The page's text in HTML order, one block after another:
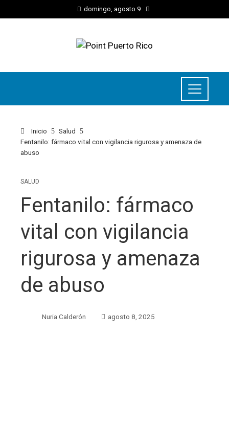
domingo, agosto 9
Inicio
Salud
Fentanilo: fármaco vital con vigilancia rigurosa y amenaza de
abuso
SALUD
Fentanilo: fármaco
vital con vigilancia
rigurosa y amenaza
de abuso
Nuria Calderón agosto 8, 2025